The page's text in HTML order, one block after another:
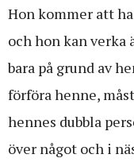
Hon kommer att
och hon kan verka
bara på grund av
förföra henne,
hennes dubbla
över något och i